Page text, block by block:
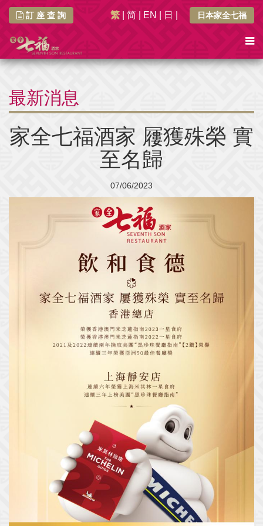
日本家全七福
繁 简 EN 日
訂 座 查 詢
最新消息
家全七福酒家 屨獲殊榮 實
至名歸
07/06/2023